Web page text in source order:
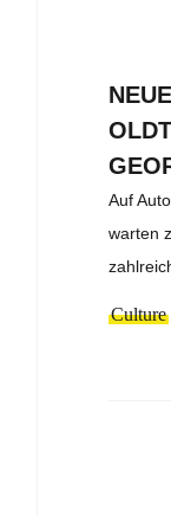
Auf
warten
Culture